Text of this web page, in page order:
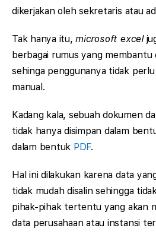
dikerjakan oleh sekretaris atau
Tak hanya itu,microsoft excel
berbagai rumus yang membantu
sehinga penggunanya tidak
manual.
Kadang kala, sebuah dokumen
tidak hanya disimpan dalam
dalam bentuk PDF.
Hal ini dilakukan karena data
tidak mudah disalin sehingga
pihak-pihak tertentu yang akan
data perusahaan atau instansi